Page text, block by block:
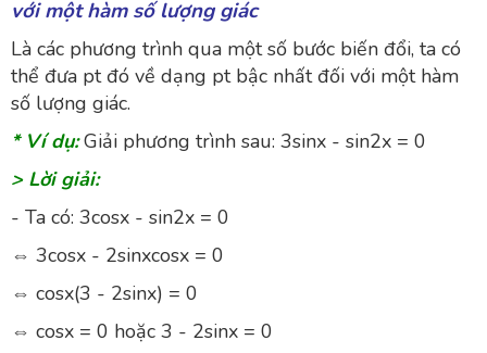
với một hàm số lượng giác
Là các phương trình qua một số bước biến đổi, ta có
thể đưa pt đó về dạng pt bậc nhất đối với một hàm
số lượng giác.
* Ví dụ: Giải phương trình sau: 3sinx - sin2x = 0
> Lời giải:
- Ta có: 3cosx - sin2x = 0
⇔ 3cosx - 2sinxcosx = 0
⇔ cosx(3 - 2sinx) = 0
⇔ cosx = 0 hoặc 3 - 2sinx = 0